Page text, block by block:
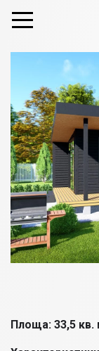
Площа: 33,5 кв.